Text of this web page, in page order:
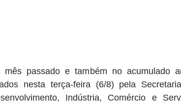
passado e também no acumulado
nesta terça-feira (6/8) pela
Indústria, Comércio e